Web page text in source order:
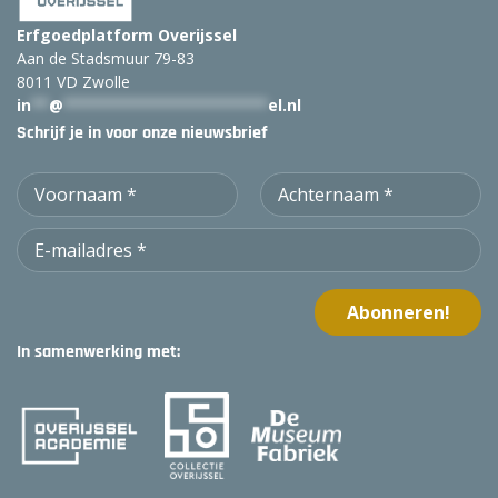
Erfgoedplatform Overijssel
Aan de Stadsmuur 79-83
8011 VD Zwolle
in
@ el.nl
Schrijf je in voor onze nieuwsbrief
In samenwerking met: